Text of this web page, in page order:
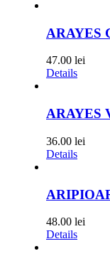
ARAYES
47.00 lei
Details
ARAYES
36.00 lei
Details
48.00 lei
Details